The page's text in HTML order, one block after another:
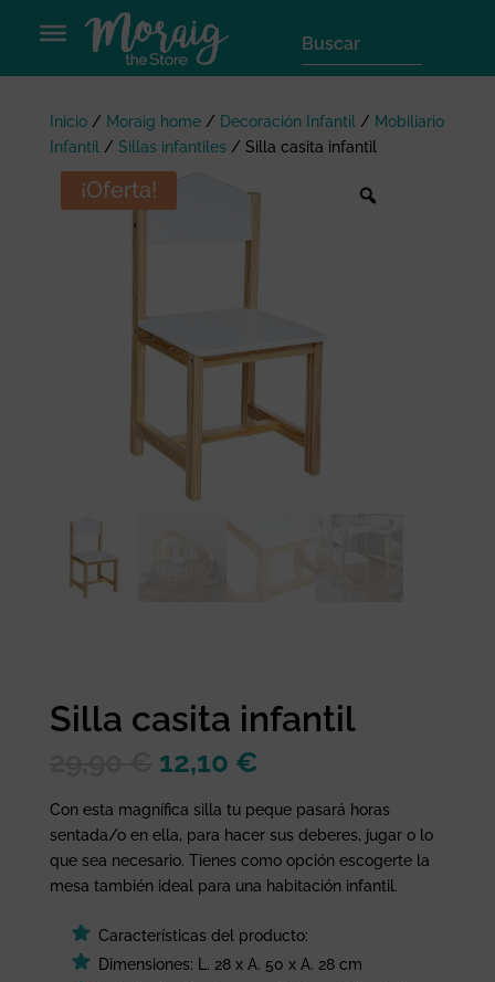
Inicio/ Moraig home/ Decoración Infantil/ Mobiliario
Infantil/ Sillas infantiles / Silla casita infantil
¡Oferta!
Silla casita infantil
El
precio
original
era:
29,90 €.
12,10 €
actual
es:
12,10 €.
Con esta magnífica silla tu peque pasará horas
sentada/o en ella, para hacer sus deberes, jugar o lo
que sea necesario. Tienes como opción escogerte la
mesa también ideal para una habitación infantil.
Características del producto:
Dimensiones: L. 28 x A. 50 x A. 28 cm